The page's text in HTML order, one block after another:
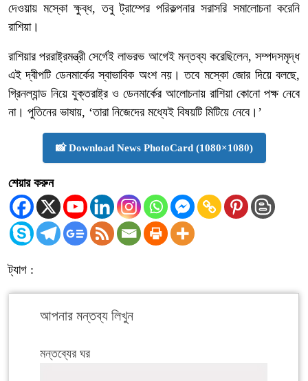
দেওয়ায় মস্কো ক্ষুব্ধ, তবু ট্রাম্পের পরিকল্পনার সরাসরি সমালোচনা করেনি
রাশিয়া।
রাশিয়ার পররাষ্ট্রমন্ত্রী সের্গেই লাভরভ আগেই মন্তব্য করেছিলেন, সম্পদসমৃদ্ধ
এই দ্বীপটি ডেনমার্কের স্বাভাবিক অংশ নয়। তবে মস্কো জোর দিয়ে বলছে,
গ্রিনল্যান্ড নিয়ে যুক্তরাষ্ট্র ও ডেনমার্কের আলোচনায় রাশিয়া কোনো পক্ষ নেবে
না। পুতিনের ভাষায়, ‘তারা নিজেদের মধ্যেই বিষয়টি মিটিয়ে নেবে।’
📸 Download News PhotoCard (1080×1080)
শেয়ার করুন
ট্যাগ :
আপনার মন্তব্য লিখুন
মন্তব্যের ঘর